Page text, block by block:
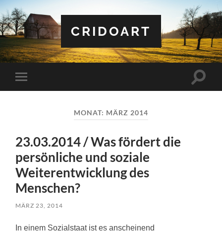
CRIDOART
Mobile-
Menü
MONAT: MÄRZ 2014
23.03.2014 / Was fördert die
persönliche und soziale
Weiterentwicklung des
Menschen?
MÄRZ 23, 2014
In einem Sozialstaat ist es anscheinend